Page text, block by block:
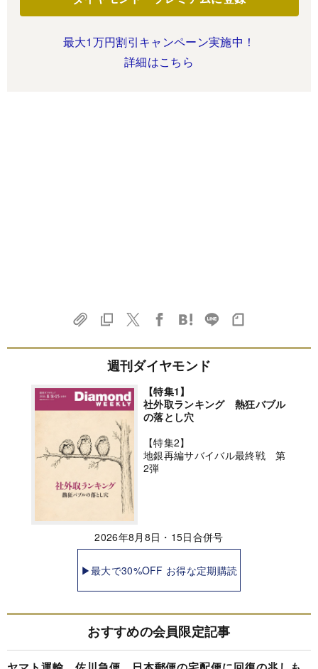
最大1万円割引キャンペーン実施中！
詳細はこちら
週刊ダイヤモンド
【特集1】
社外取ランキング 熱狂バブル
の落とし穴
【特集2】
地銀再編サバイバル最終戦 第
2弾
2026年8月8日・15日合併号
▶最大で30%OFF お得な定期購読
おすすめの会員限定記事